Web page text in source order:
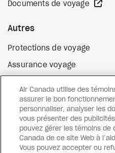
Documents de voyage
Autres
Protections de voyage
Assurance voyage
Surclassement de vol
Cartes-cadeaux Site
Air Canada utilise des
assurer le bon
personnaliser, analyser les
vous présenter des
pouvez gérer les témoins de
Canada de ce site Web à
Vous pouvez accepter ou